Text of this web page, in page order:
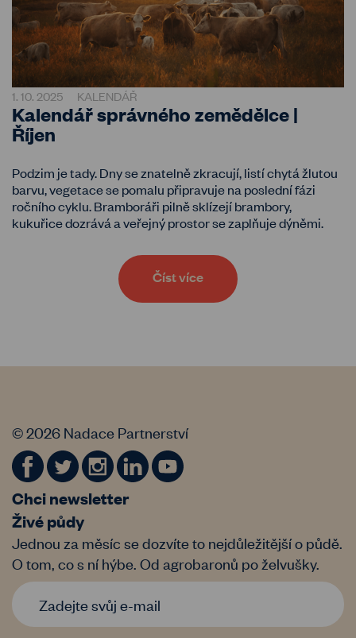
1. 10. 2025 KALENDÁŘ
Kalendář správného zemědělce |
Říjen
Podzim je tady. Dny se znatelně zkracují, listí chytá žlutou
barvu, vegetace se pomalu připravuje na poslední fázi
ročního cyklu. Bramboráři pilně sklízejí brambory,
kukuřice dozrává a veřejný prostor se zaplňuje dýněmi.
Číst více
© 2026 Nadace Partnerství
Chci newsletter
Živé půdy
Jednou za měsíc se dozvíte to nejdůležitější o půdě.
O tom, co s ní hýbe. Od agrobaronů po želvušky.